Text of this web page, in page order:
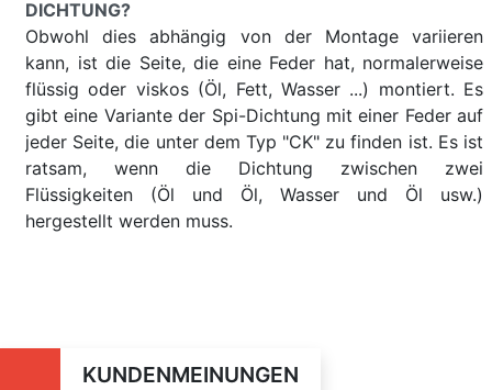
DICHTUNG?
Obwohl dies abhängig von der Montage variieren
kann, ist die Seite, die eine Feder hat, normalerweise
flüssig oder viskos (Öl, Fett, Wasser ...) montiert. Es
gibt eine Variante der Spi-Dichtung mit einer Feder auf
jeder Seite, die unter dem Typ "CK" zu finden ist. Es ist
ratsam, wenn die Dichtung zwischen zwei
Flüssigkeiten (Öl und Öl, Wasser und Öl usw.)
hergestellt werden muss.
KUNDENMEINUNGEN